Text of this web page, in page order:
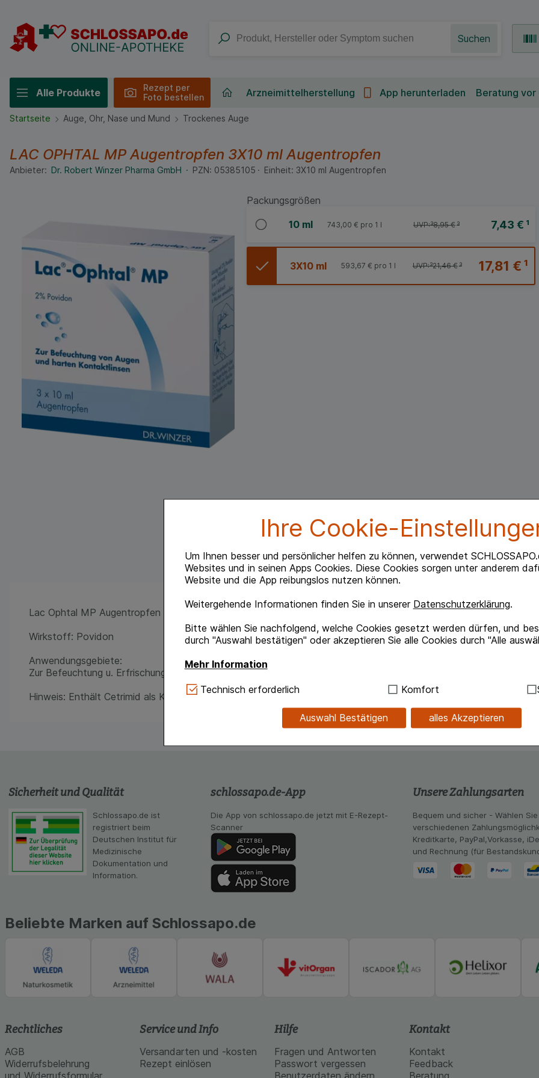
Ihre Cookie-
Um Ihnen besser und persönlicher helfen zu können, verwendet
Websites und in seinen Apps Cookies. Diese Cookies sorgen unter anderem
Website und die App reibungslos nutzen können.
Weitergehende Informationen finden Sie in unserer Datenschutzerklärung.
Bitte wählen Sie nachfolgend, welche Cookies gesetzt werden dürfen, und
durch "Auswahl bestätigen" oder akzeptieren Sie alle Cookies durch "Alle
Mehr Information
Technisch Notwendig:Hierbei handelt es sich um Cookies, die für die
verzichtet werden kann.
gestalten, beispielsweise für die Wiedererkennung des Besuchers oder unsere
Statistik & Tracking:Hierüber lassen sich Informationen über die Art und
Inhalt auf unserer Website aber auch die Werbung auf Drittseiten möglichst
gestalten. Bitte beachten Sie, dass Daten hierfür teilweise an Dritte wie z.B.
Medien übertragen werden.
Technisch erforderlich Komfort
Auswahl Bestätigen alles Akzeptieren
Suchen
Alle Produkte
Rezept per
Foto bestellen
Arzneimittelherstellung App herunterladen Beratung vor
Startseite Auge, Ohr, Nase und Mund Trockenes Auge
LAC OPHTAL MP Augentropfen 3X10 mlAugentropfen
Anbieter: Dr. Robert Winzer Pharma GmbH PZN: 05385105 Einheit: 3X10 ml Augentropfen
Packungsgrößen
10 ml 7,43 € ¹
UVP:³8,95 €³
743,00 € pro 1 l
3X10 ml 17,81 €¹
UVP:³21,46 €³
593,67 € pro 1 l
Beipackzettel
Lac Ophtal MP Augentropfen
Wirkstoff: Povidon
Anwendungsgebiete:
Zur Befeuchtung u. Erfrischung des Auges sowie zur Befeuchtung u. Nachbenetzung harter Kontaktlinsen.
Hinweis: Enthält Cetrimid als Konservierungsmittel
Sicherheit und Qualität
Schlossapo.de ist
registriert beim
Deutschen Institut für
Medizinische
Dokumentation und
Information.
schlossapo.de-App
Die App von schlossapo.de jetzt mit E-Rezept-
Scanner
Unsere Zahlungsarten
Bequem und sicher - Wählen
verschiedenen
Kreditkarte, PayPal,Vorkasse,
und Rechnung (für
Beliebte Marken auf Schlossapo.de
Rechtliches
AGB
Widerrufsbelehrung
Service und Info
Versandarten und -kosten
Rezept einlösen
Hilfe
Fragen und Antworten
Passwort vergessen
Kontakt
Kontakt
Feedback